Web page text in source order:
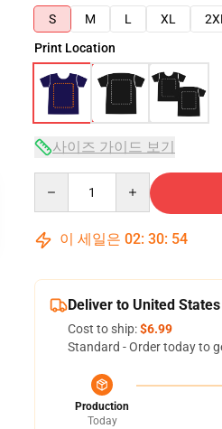
S
M L XL
Print Location
사이즈 가이드 보기
이 세일은 02: 30: 53
Deliver to United States
Cost to ship:$6.99
Standard - Order today to
Production
Today